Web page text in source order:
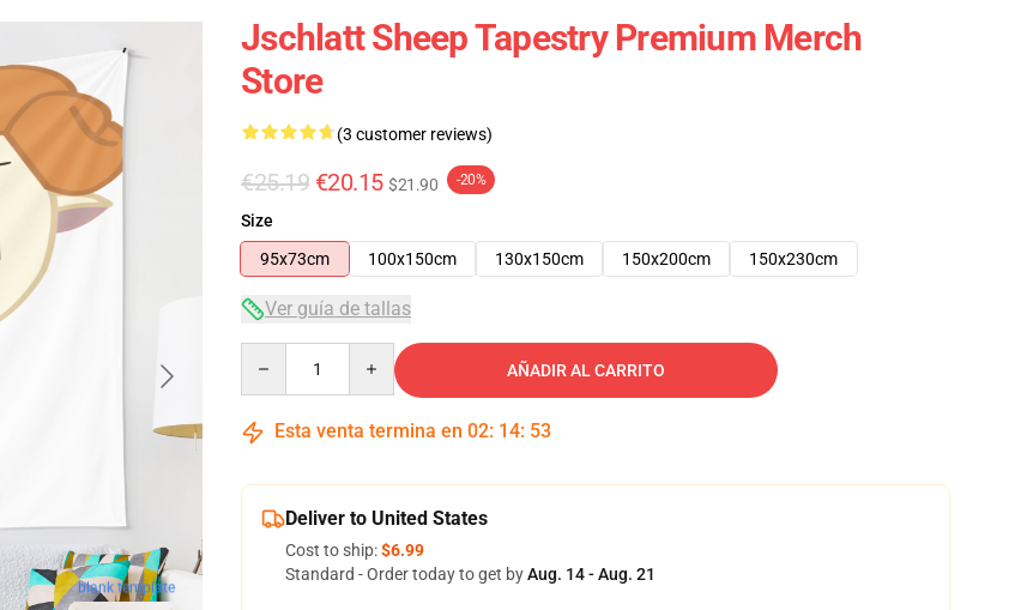
blank template
Jschlatt Sheep Tapestry Premium Merch
Store
(3 customer reviews)
€25.19 €20.15 $21.90 -20%
Size
95x73cm
100x150cm 130x150cm 150x200cm 150x230cm
Ver guía de tallas
AÑADIR AL CARRITO
Esta venta termina en 02: 14: 52
Deliver to United States
Cost to ship:$6.99
Standard - Order today to get byAug. 14 - Aug. 21